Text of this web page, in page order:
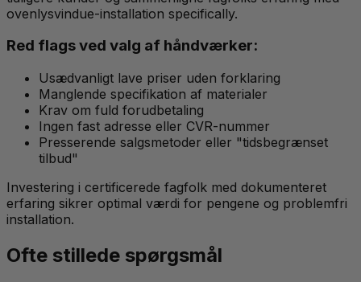
ovenlysvindue-installation specifically.
Red flags ved valg af håndværker:
Usædvanligt lave priser uden forklaring
Manglende specifikation af materialer
Krav om fuld forudbetaling
Ingen fast adresse eller CVR-nummer
Presserende salgsmetoder eller "tidsbegrænset
tilbud"
Investering i certificerede fagfolk med dokumenteret
erfaring sikrer optimal værdi for pengene og problemfri
installation.
Ofte stillede spørgsmål